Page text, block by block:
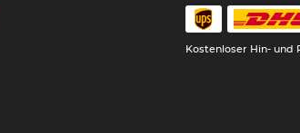
Kostenloser Hin- und